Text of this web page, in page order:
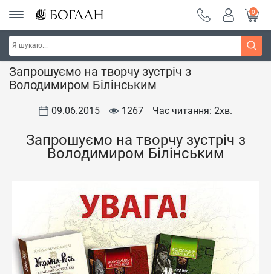
0
Головна Новини видавництва
Запрошуємо на творчу зустріч з
Володимиром Білінським
09.06.2015 1267 Час читання: 2хв.
Запрошуємо на творчу зустріч з
Володимиром Білінським